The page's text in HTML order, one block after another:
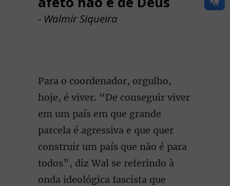
- Walmir Siqueira
Para o coordenador, orgulho,
hoje, é viver. “De conseguir viver
em um país em que grande
parcela é agressiva e que quer
construir um país que não é para
todos”, diz Wal se referindo à
onda ideológica fascista que